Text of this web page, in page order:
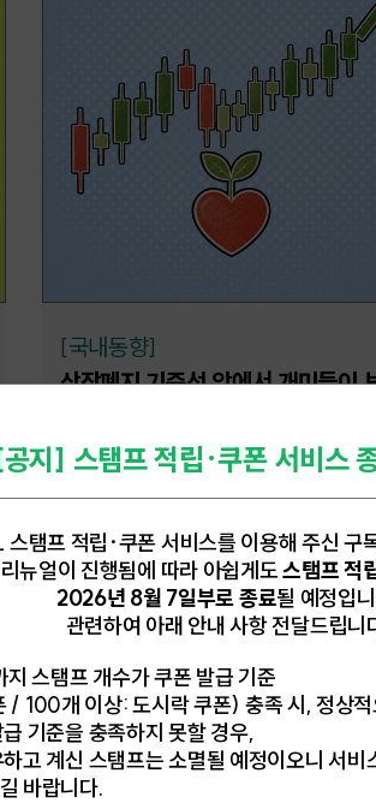
[국내동향]
상장폐지 기준선 앞에서 개미들이
지] 스탬프 적립·쿠폰 서비스
탬프 적립·쿠폰 서비스를 이용해 주신 구
뉴얼이 진행됨에 따라 아쉽게도스탬프 적
2026년 8월 7일부로 종료될 예정입
관련하여 아래 안내 사항 전달드립니
스탬프 개수가 쿠폰 발급 기준
/ 100개 이상: 도시락 쿠폰) 충족 시, 정상
기준을 충족하지 못할 경우,
고 계신 스탬프는 소멸될 예정이오니 서
바랍니다.